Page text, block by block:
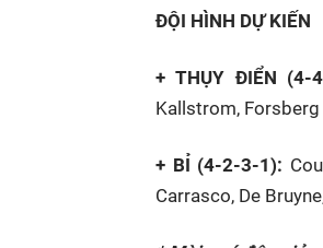
ĐỘI HÌNH DỰ KIẾN
+ THỤY ĐIỂN (4-
Kallstrom,
+ BỈ (4-2-3-1):
Carrasco, De